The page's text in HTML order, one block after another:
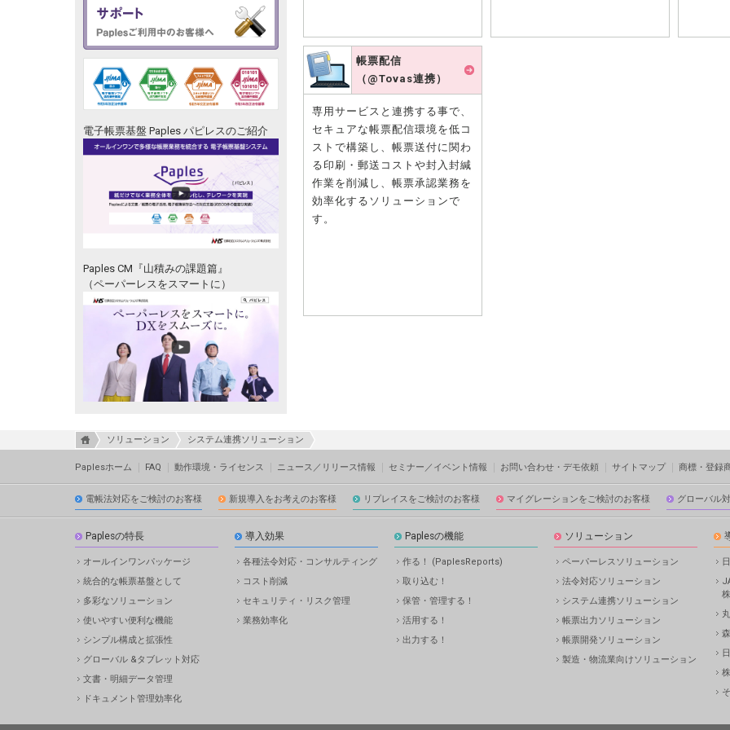
帳票配信
（@Tovas連携）
専用サービスと連携する事で、
セキュアな帳票配信環境を低コ
ストで構築し、帳票送付に関わ
る印刷・郵送コストや封入封緘
作業を削減し、帳票承認業務を
効率化するソリューションで
す。
電子帳票基盤 Paples パピレスのご紹介
Paples CM『山積みの課題篇』
（ペーパーレスをスマートに）
ソリューション システム連携ソリューション
Paplesホーム FAQ 動作環境・ライセンス ニュース／リリース情報 セミナー／イベント情報 お問い合わせ・デモ依頼 サイトマップ 商標・登録
電帳法対応をご検討のお客様 新規導入をお考えのお客様 リプレイスをご検討のお客様 マイグレーションをご検討のお客様 グローバル
Paplesの特長
オールインワンパッケージ
統合的な帳票基盤として
多彩なソリューション
使いやすい便利な機能
シンプル構成と拡張性
グローバル &タブレット対応
文書・明細データ管理
ドキュメント管理効率化
導入効果
各種法令対応・コンサルティング
コスト削減
セキュリティ・リスク管理
業務効率化
Paplesの機能
作る！ (PaplesReports)
取り込む！
保管・管理する！
活用する！
出力する！
ソリューション
ペーパーレスソリューション
法令対応ソリューション
システム連携ソリューション
帳票出力ソリューション
帳票開発ソリューション
製造・物流業向けソリューション